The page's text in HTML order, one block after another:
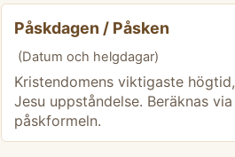
Påskdagen / Påsken
(Datum och helgdagar)
Kristendomens viktigaste högtid,
Jesu uppståndelse. Beräknas via
påskformeln.